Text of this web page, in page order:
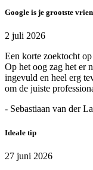
Google is je grootste
2 juli 2026
Een korte zoektocht
Op het oog zag het er
ingevuld en heel erg
om de juiste
- Sebastiaan van der
Ideale tip
27 juni 2026